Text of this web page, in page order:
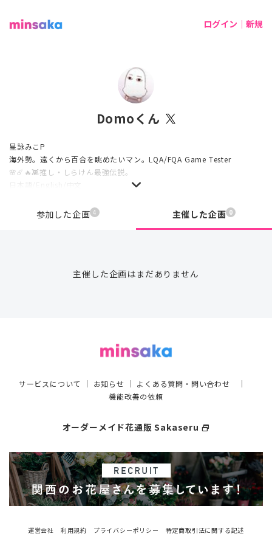
ログイン｜新規
Domoくん
星詠みこP
海外勢。遠くから百合を眺めたいマン。LQA/FQA Game Tester
🌸☄️🔥👾推し・しらけん最強伝説。
参加した企画 4 主催した企画 0
主催した企画はまだありません
サービスについて ｜ お知らせ ｜ よくある質問・問い合わせ ｜
機能改善の依頼
オーダーメイド花通販 Sakaseru select_window
運営会社 利用規約 プライバシーポリシー
特定商取引法に関する記述